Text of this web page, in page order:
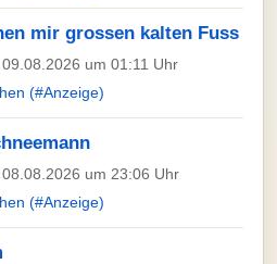
mir grossen kalten Fuss
um 01:11 Uhr
(#Anzeige)
um 23:06 Uhr
(#Anzeige)